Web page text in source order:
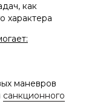
как
характера
маневров
санкционного